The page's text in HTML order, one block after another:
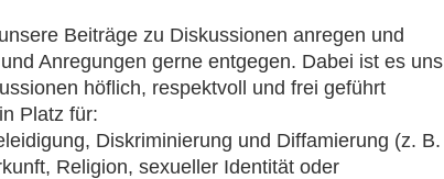
Beiträge zu Diskussionen anregen und
Anregungen gerne entgegen. Dabei ist es uns
höflich, respektvoll und frei geführt
Platz für:
Diskriminierung und Diffamierung (z. B.
Religion, sexueller Identität oder